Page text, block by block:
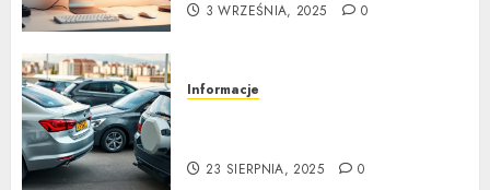
3 WRZEŚNIA, 2025 0
Informacje
23 SIERPNIA, 2025 0